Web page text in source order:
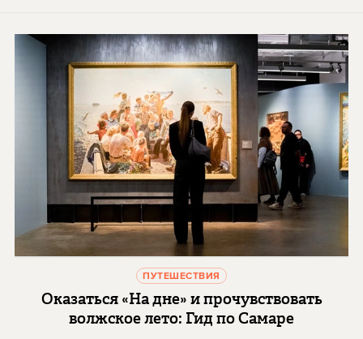
ПУТЕШЕСТВИЯ
Оказаться «На дне» и прочувствовать
волжское лето: Гид по Самаре